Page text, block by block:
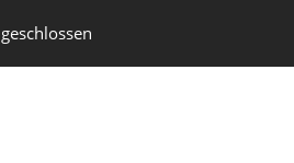
geschlossen